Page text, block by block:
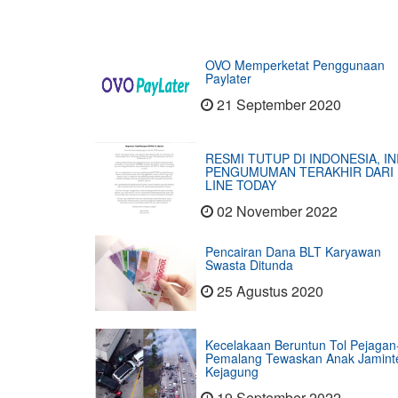
OVO Memperketat Penggunaan
Paylater
21 September 2020
RESMI TUTUP DI INDONESIA, INI
PENGUMUMAN TERAKHIR DARI
LINE TODAY
02 November 2022
Pencairan Dana BLT Karyawan
Swasta Ditunda
25 Agustus 2020
Kecelakaan Beruntun Tol
Pemalang Tewaskan Anak
Kejagung